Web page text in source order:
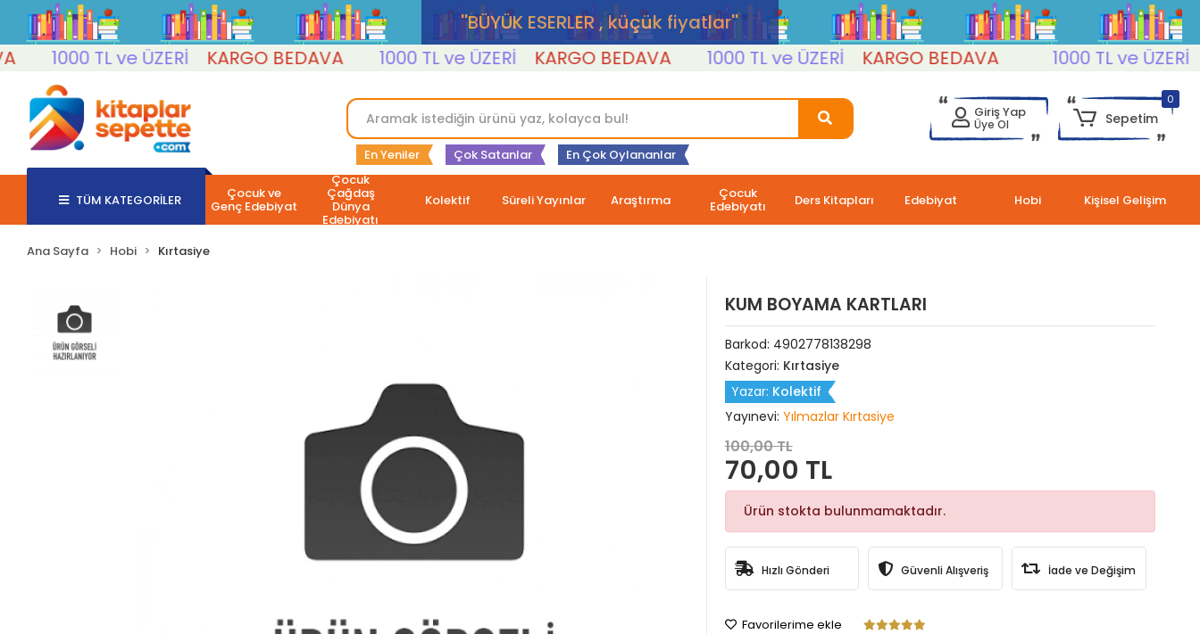
''BÜYÜK ESERLER , küçük fiyatlar''
1000 TL ve ÜZERİ
KARGO BEDAVA 1000 TL ve ÜZERİ KARGO BEDAVA 1000 TL ve ÜZERİ KARGO BEDAVA 1000 TL ve ÜZERİ
En Yeniler Çok Satanlar En Çok Oylananlar
Giriş Yap
Üye Ol
0
Sepetim
TÜM KATEGORİLER Çocuk ve
Genç Edebiyat
Çocuk
Çağdaş
Dünya
Edebiyatı
Kolektif Süreli Yayınlar Araştırma Çocuk
Edebiyatı Ders Kitapları Edebiyat Hobi Kişisel Gelişim
Ana Sayfa Hobi Kırtasiye
KUM BOYAMA KARTLARI
Barkod: 4902778138298
Kategori: Kırtasiye
Yazar: Kolektif
Yayınevi: Yılmazlar Kırtasiye
100,00 TL
70,00 TL
Ürün stokta bulunmamaktadır.
Hızlı Gönderi Güvenli Alışveriş İade ve Değişim
Favorilerime ekle